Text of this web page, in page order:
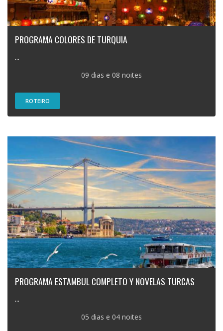
PROGRAMA COLORES DE TURQUIA
...
09 dias e 08 noites
ROTEIRO
PROGRAMA ESTAMBUL COMPLETO Y NOVELAS TURCAS
...
05 dias e 04 noites